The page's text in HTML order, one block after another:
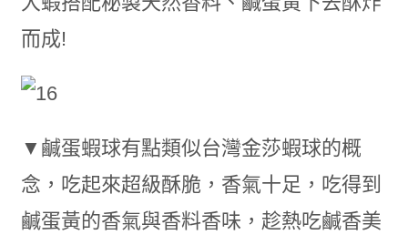
而成!
▼鹹蛋蝦球有點類似台灣金莎蝦球的概
念，吃起來超級酥脆，香氣十足，吃得到
鹹蛋黃的香氣與香料香味，趁熱吃鹹香美